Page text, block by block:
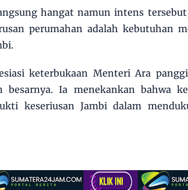
hangat namun intens
perumahan adalah kebutuhan
keterbukaan Menteri Ara
besarnya. Ia menekankan bahwa
keseriusan Jambi dalam